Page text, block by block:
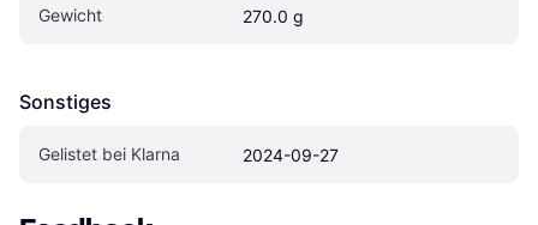
Gewicht 270.0 g
Sonstiges
Gelistet bei Klarna 2024-09-27